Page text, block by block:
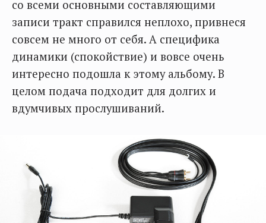
со всеми основными составляющими
записи тракт справился неплохо, привнеся
совсем не много от себя. А специфика
динамики (спокойствие) и вовсе очень
интересно подошла к этому альбому. В
целом подача подходит для долгих и
вдумчивых прослушиваний.